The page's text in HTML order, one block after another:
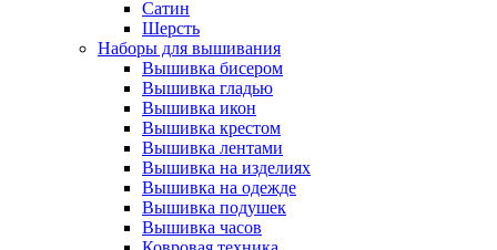
Сатин
Шерсть
Наборы для вышивания
Вышивка бисером
Вышивка гладью
Вышивка икон
Вышивка крестом
Вышивка лентами
Вышивка на изделиях
Вышивка на одежде
Вышивка подушек
Вышивка часов